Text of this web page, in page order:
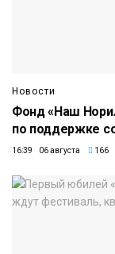
Новости
Фонд «Наш
по поддержке
16:39 06 августа 166